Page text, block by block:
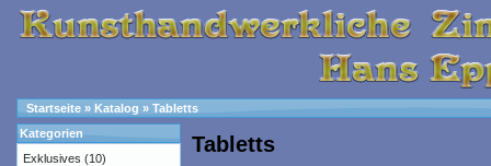
Startseite » Katalog » Tabletts
Tabletts
Kategorien
Exklusives (10)